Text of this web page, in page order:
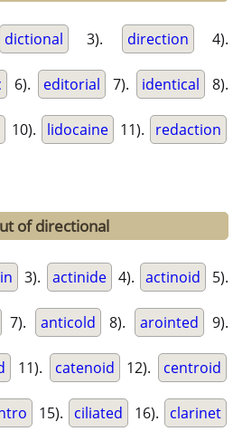
dictional 3). direction 4).
6). editorial 7). identical 8).
10). lidocaine 11). redaction
of directional
3). actinide 4). actinoid 5).
7). anticold 8). arointed 9).
11). catenoid 12). centroid
15). ciliated 16). clarinet